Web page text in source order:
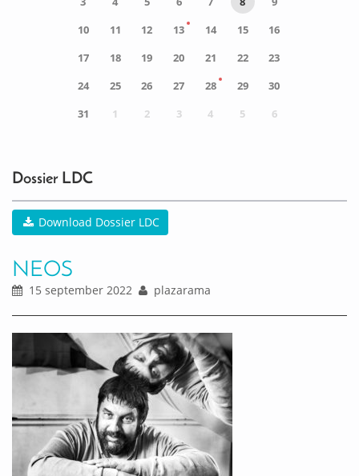
10
11 12 13 14 15
16
17
18 19 20 21 22
23
24
25 26 27 28 29
30
31
1 2 3 4 5 6
Dossier LDC
Download Dossier LDC
NEOS
15 september 2022 plazarama